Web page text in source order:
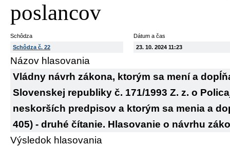
poslancov
Schôdza
Schôdza č. 22
Dátum a čas
23. 10. 2024 11:23
Názov hlasovania
Vládny návrh zákona, ktorým sa mení a
Slovenskej republiky č. 171/1993 Z. z. o
neskorších predpisov a ktorým sa menia a
405) - druhé čítanie. Hlasovanie o návrhu
Výsledok hlasovania